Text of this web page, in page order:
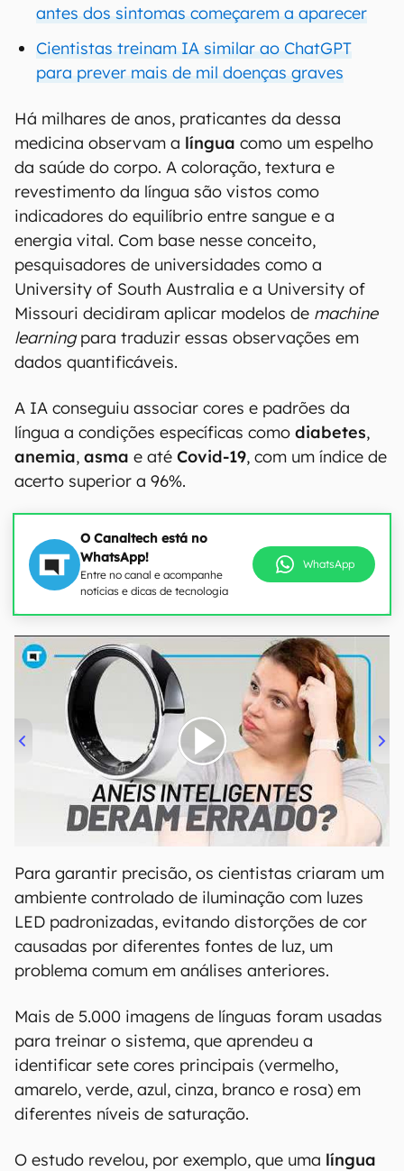
antes dos sintomas começarem a aparecer
Cientistas treinam IA similar ao ChatGPT
para prever mais de mil doenças graves
Há milhares de anos, praticantes da dessa
medicina observam a língua como um espelho
da saúde do corpo. A coloração, textura e
revestimento da língua são vistos como
indicadores do equilíbrio entre sangue e a
energia vital. Com base nesse conceito,
pesquisadores de universidades como a
University of South Australia e a University of
Missouri decidiram aplicar modelos de machine
learningpara traduzir essas observações em
dados quantificáveis.
A IA conseguiu associar cores e padrões da
língua a condições específicas como diabetes,
anemia, asma e até Covid-19, com um índice de
acerto superior a 96%.
O Canaltech está no
WhatsApp!
Entre no canal e acompanhe
notícias e dicas de tecnologia
WhatsApp
00:00/21:11
Para garantir precisão, os cientistas criaram um
ambiente controlado de iluminação com luzes
LED padronizadas, evitando distorções de cor
causadas por diferentes fontes de luz, um
problema comum em análises anteriores.
Mais de 5.000 imagens de línguas foram usadas
para treinar o sistema, que aprendeu a
identificar sete cores principais (vermelho,
amarelo, verde, azul, cinza, branco e rosa) em
diferentes níveis de saturação.
O estudo revelou, por exemplo, que uma língua